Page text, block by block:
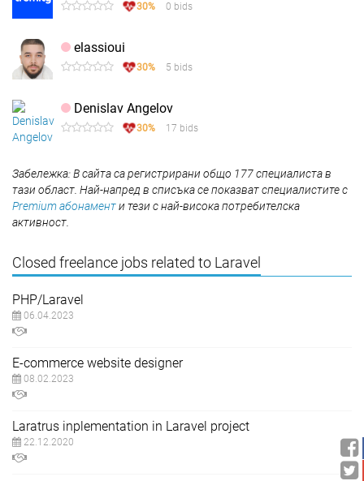
30% 0 bids
elassioui
30% 5 bids
Denislav Angelov
30% 17 bids
Забележка: В сайта са регистрирани общо 177 специалиста в
тази област. Най-напред в списъка се показват специалистите с
Premium абонаменти тези с най-висока потребителска
активност.
Closed freelance jobs related to Laravel
PHP/Laravel
06.04.2023
E-commerce website designer
08.02.2023
Laratrus inplementation in Laravel project
22.12.2020